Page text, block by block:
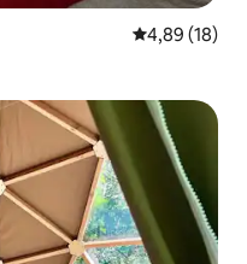
4,89 (18)